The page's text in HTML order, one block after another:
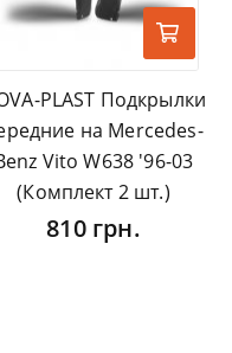
PLAST Подкрылки
на Mercedes-
Vito W638 '96-03
(Комплект 2 шт.)
810 грн.